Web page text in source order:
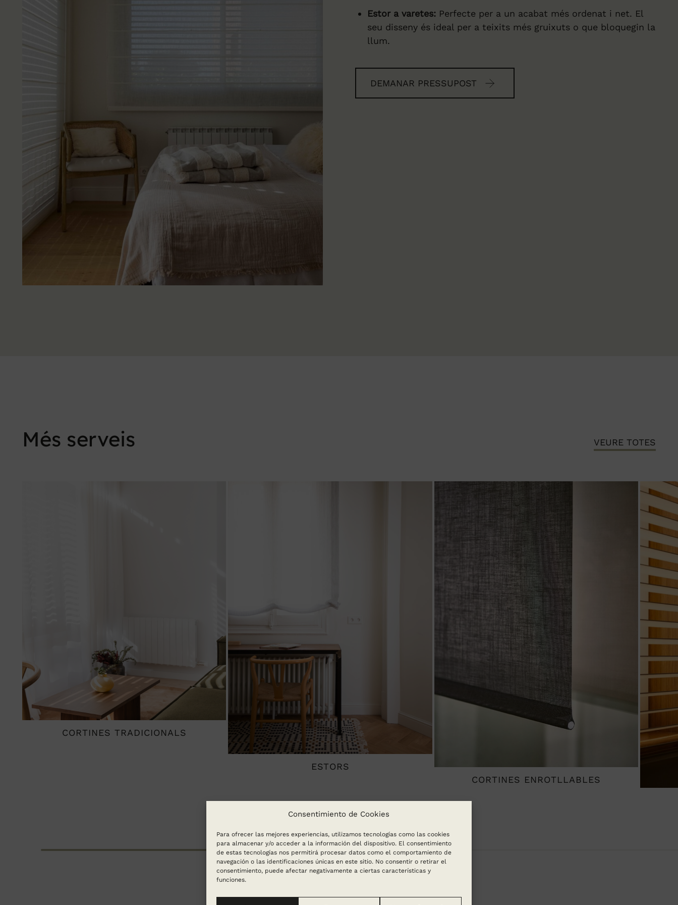
Consentimiento de Cookies
Para ofrecer las mejores experiencias, utilizamos tecnologías como las cookies
para almacenar y/o acceder a la información del dispositivo. El consentimiento
de estas tecnologías nos permitirá procesar datos como el comportamiento de
navegación o las identificaciones únicas en este sitio. No consentir o retirar el
consentimiento, puede afectar negativamente a ciertas características y
funciones.
Estor a varetes: Perfecte per a un acabat més ordenat i net. El
seu disseny és ideal per a teixits més gruixuts o que bloquegin la
llum.
DEMANAR PRESSUPOST
Més serveis VEURE TOTES
CORTINES TRADICIONALS
ESTORS
CORTINES ENROTLLABLES